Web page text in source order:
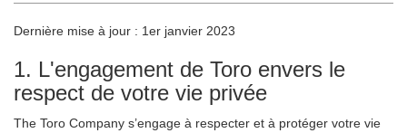
Dernière mise à jour : 1er janvier 2023
1. L'engagement de Toro envers le
respect de votre vie privée
The Toro Company s’engage à respecter et à protéger votre vie